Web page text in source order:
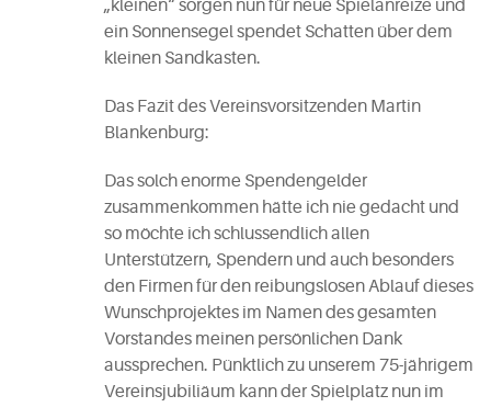
„kleinen“ sorgen nun für neue Spielanreize und
ein Sonnensegel spendet Schatten über dem
kleinen Sandkasten.
Das Fazit des Vereinsvorsitzenden Martin
Blankenburg:
Das solch enorme Spendengelder
zusammenkommen hätte ich nie gedacht und
so möchte ich schlussendlich allen
Unterstützern, Spendern und auch besonders
den Firmen für den reibungslosen Ablauf dieses
Wunschprojektes im Namen des gesamten
Vorstandes meinen persönlichen Dank
aussprechen. Pünktlich zu unserem 75-jährigem
Vereinsjubiliäum kann der Spielplatz nun im